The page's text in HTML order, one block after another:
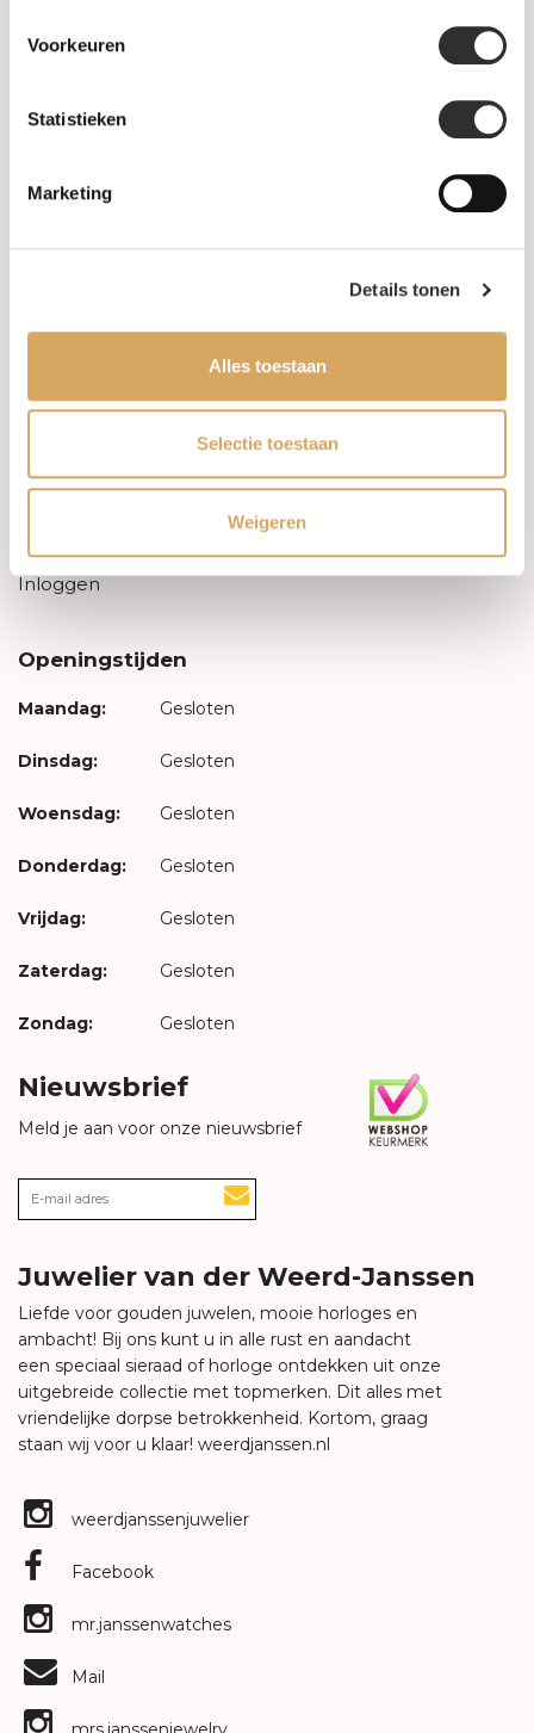
Voorkeuren
Statistieken
Marketing
Details tonen
Alles toestaan
Selectie toestaan
Weigeren
SALE
Informatie
Levertijd & verzendkosten
Leveringsvoorwaarden
Inloggen
Openingstijden
Maandag: Gesloten
Dinsdag: Gesloten
Woensdag: Gesloten
Donderdag: Gesloten
Vrijdag: Gesloten
Zaterdag: Gesloten
Zondag: Gesloten
Nieuwsbrief
Meld je aan voor onze nieuwsbrief
Juwelier van der Weerd-Janssen
Liefde voor gouden juwelen, mooie horloges en
ambacht! Bij ons kunt u in alle rust en aandacht
een speciaal sieraad of horloge ontdekken uit onze
uitgebreide collectie met topmerken. Dit alles met
vriendelijke dorpse betrokkenheid. Kortom, graag
staan wij voor u klaar! weerdjanssen.nl
weerdjanssenjuwelier
Facebook
mr.janssenwatches
Mail